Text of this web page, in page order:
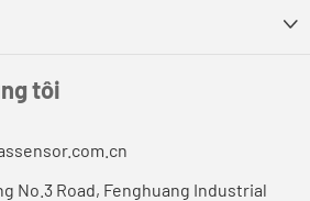

tôi
No.3 Road, Fenghuang Industrial